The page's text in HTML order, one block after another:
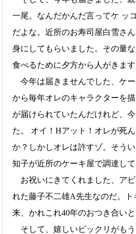
一尾。なんだかんだ言ってケ ッ
だよな。近所のお寿司屋白雪さ
身にしてもらいました。その量
食べるために夕方から人がきます
今年は届きませんでした、ケ
から毎年オレのキャラクターを
が届けられていたんだけれど、
た。 オイ！Hアット！オレが死
か？しかしオレは許すゾ。そう
知子が近所のケーキ屋で調達し
お祝いにきてくれました、ア
れた藤子不二雄A先生なのだ。ト
来、かれこれ40年のおつき合いと
そして、嬉しいビックリがも